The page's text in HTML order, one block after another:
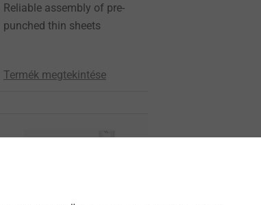
Reliable assembly of pre-
punched thin sheets
Termék megtekintése